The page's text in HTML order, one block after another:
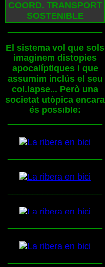
COORD. TRANSPORT
SOSTENIBLE
El sistema vol que sols
imaginem distopies
apocalíptiques i que
assumim inclús el seu
col.lapse... Però una
societat utòpica encara
és possible: